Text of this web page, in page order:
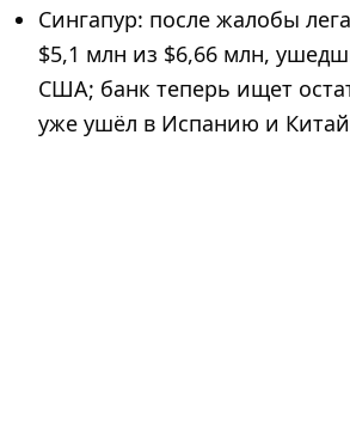
Сингапур: после жалобы
$5,1 млн из $6,66 млн,
США; банк теперь ищет
уже ушёл в Испанию и